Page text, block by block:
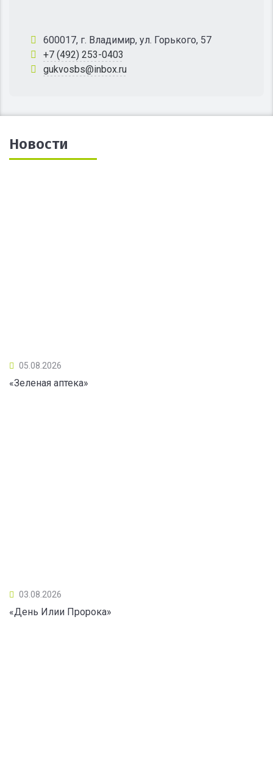
600017, г. Владимир, ул. Горького, 57
+7 (492) 253-0403
gukvosbs@inbox.ru
Новости
05.08.2026
«Зеленая аптека»
03.08.2026
«День Илии Пророка»